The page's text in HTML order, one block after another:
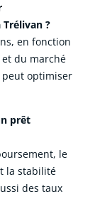
?
en fonction
du marché
peut optimiser
prêt
le
la stabilité
des taux